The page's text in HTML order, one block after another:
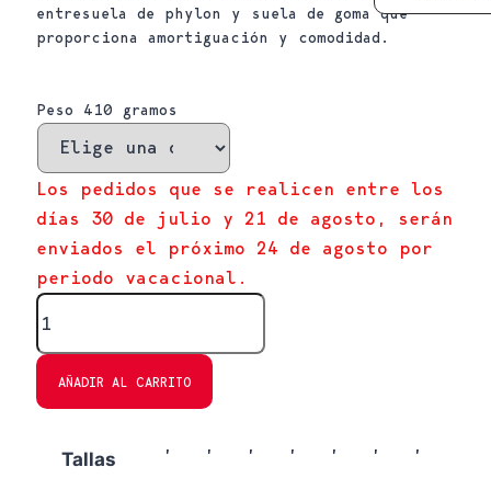
entresuela de phylon y suela de goma que
proporciona amortiguación y comodidad.
Peso 410 gramos
Los pedidos que se realicen entre los
días 30 de julio y 21 de agosto, serán
enviados el próximo 24 de agosto por
periodo vacacional.
Metropolitan
03
cantidad
AÑADIR AL CARRITO
Tallas
, , , , , , ,